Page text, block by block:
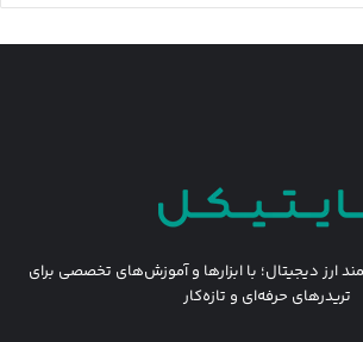
ارز دیجیتال؛ با ابزارها و آموزش‌های تخصصی برای
تریدرهای حرفه‌ای و تازه‌کار